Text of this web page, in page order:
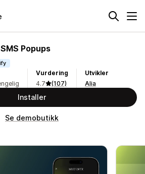
Popups
Vurdering
4.7
(107)
Utvikler
Alia
Installer
Se demobutikk